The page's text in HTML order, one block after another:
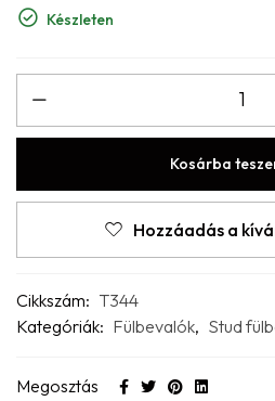
Készleten
Kosárba
Hozzáadás a
Cikkszám: T344
Kategóriák: Fülbevalók, Stud
Megosztás